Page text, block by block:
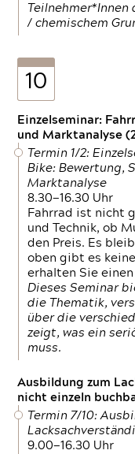
/ chemischem
10
Einzelseminar:
und Marktanalyse
Termin 1/2:
Bike: Bewertung,
Marktanalyse
8.30—16.30 Uhr
Fahrrad ist nicht
und Technik, ob
den Preis. Es
oben gibt es
erhalten Sie
Dieses Seminar
die Thematik,
über die
zeigt, was ein
muss.
Ausbildung zum
nicht einzeln
Termin 7/10:
9.00—16.30 Uhr